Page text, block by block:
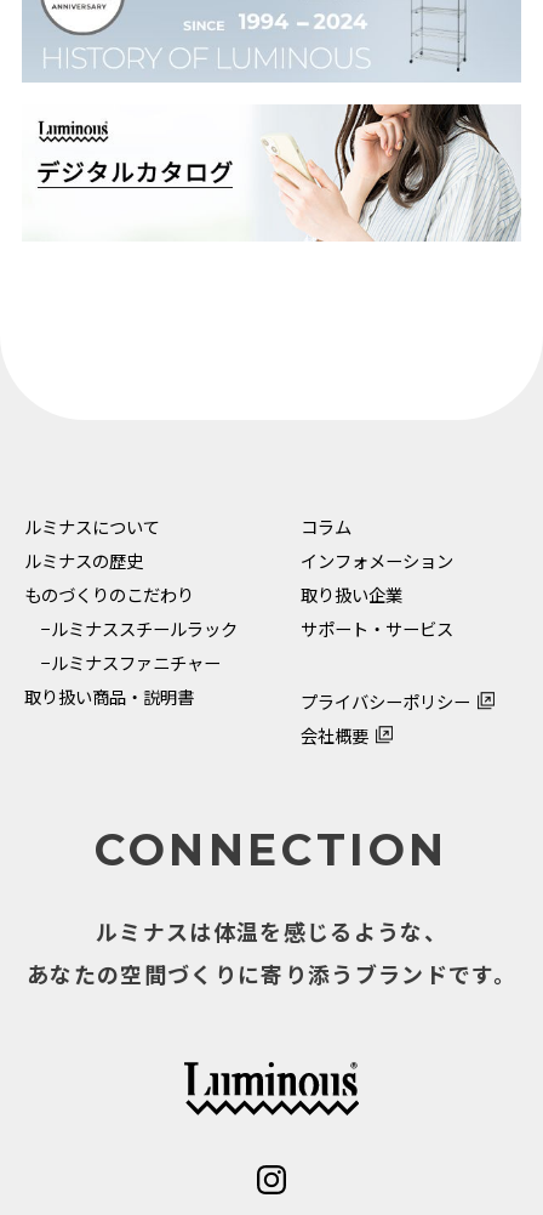
ルミナスについて
ルミナスの歴史
ものづくりのこだわり
−ルミナススチールラック
−ルミナスファニチャー
取り扱い商品・説明書
コラム
インフォメーション
取り扱い企業
サポート・サービス
プライバシーポリシー
会社概要
CONNECTION
ルミナスは体温を感じるような、
あなたの空間づくりに寄り添うブランドです。